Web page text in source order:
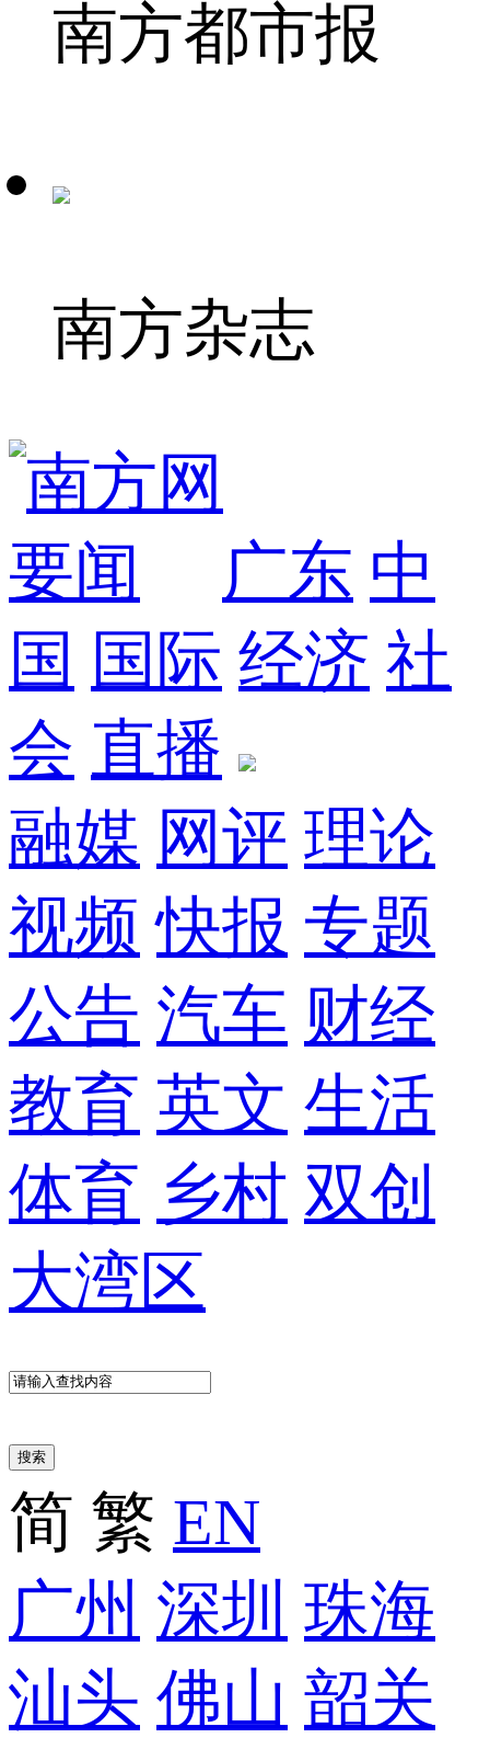
南方都市报
南方杂志
要闻 广东 中
国 国际 经济 社
会 直播
融媒 网评 理论
视频 快报 专题
公告 汽车 财经
教育 英文 生活
体育 乡村 双创
大湾区
搜索
简 繁 EN
广州 深圳 珠海
汕头 佛山 韶关